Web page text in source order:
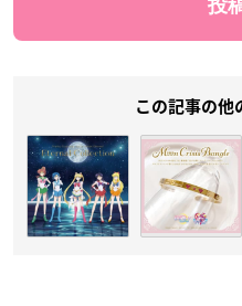
この記事の他